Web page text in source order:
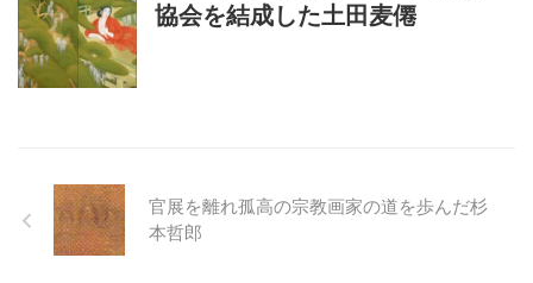
協会を結成した土田麦僊
官展を離れ孤高の宗教画家の道を歩んだ杉
本哲郎